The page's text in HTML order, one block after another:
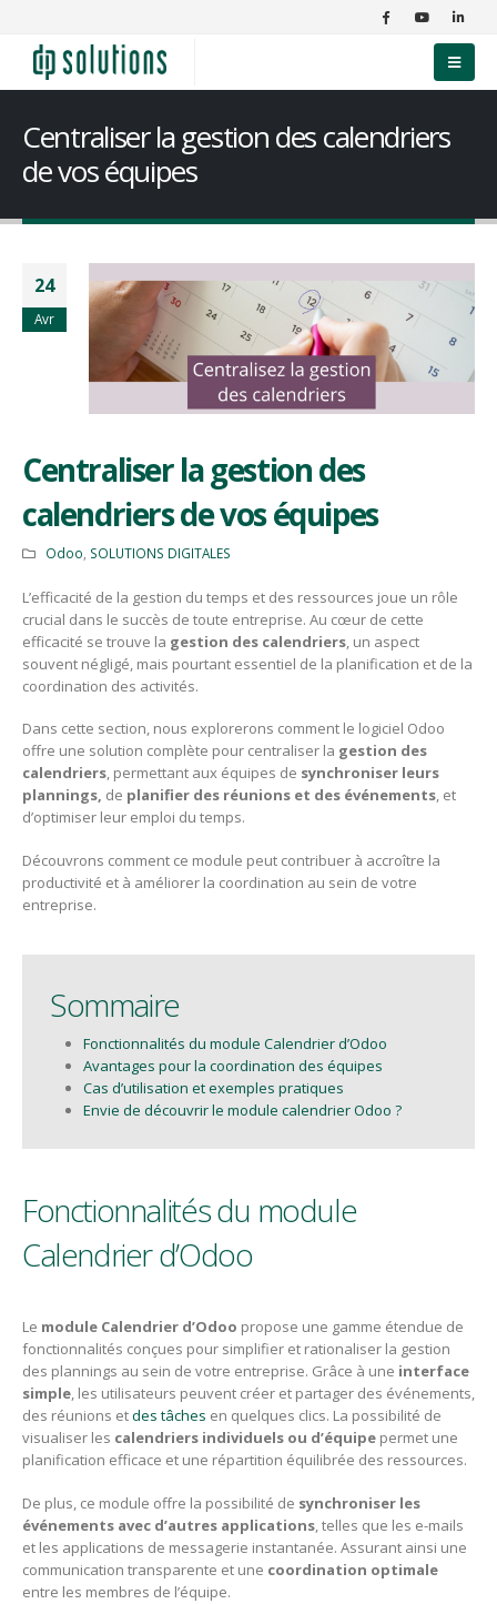
Centraliser la gestion des calendriers
de vos équipes
24
Avr
Centraliser la gestion des
calendriers de vos équipes
Odoo SOLUTIONS DIGITALES
L’efficacité de la gestion du temps et des ressources joue un rôle
crucial dans le succès de toute entreprise. Au cœur de cette
efficacité se trouve la gestion des calendriers, un aspect
souvent négligé, mais pourtant essentiel de la planification et de la
coordination des activités.
Dans cette section, nous explorerons comment le logiciel Odoo
offre une solution complète pour centraliser la gestion des
calendriers, permettant aux équipes de synchroniser leurs
plannings, de planifier des réunions et des événements, et
d’optimiser leur emploi du temps.
Découvrons comment ce module peut contribuer à accroître la
productivité et à améliorer la coordination au sein de votre
entreprise.
Sommaire
Fonctionnalités du module Calendrier d’Odoo
Avantages pour la coordination des équipes
Cas d’utilisation et exemples pratiques
Envie de découvrir le module calendrier Odoo ?
Fonctionnalités du module
Calendrier d’Odoo
Le module Calendrier d’Odoo propose une gamme étendue de
fonctionnalités conçues pour simplifier et rationaliser la gestion
des plannings au sein de votre entreprise. Grâce à une interface
simple, les utilisateurs peuvent créer et partager des événements,
des réunions etdes tâches en quelques clics. La possibilité de
visualiser les calendriers individuels ou d’équipe permet une
planification efficace et une répartition équilibrée des ressources.
De plus, ce module offre la possibilité de synchroniser les
événements avec d’autres applications , telles que les e-mails
et les applications de messagerie instantanée. Assurant ainsi une
communication transparente et une coordination optimale
entre les membres de l’équipe.